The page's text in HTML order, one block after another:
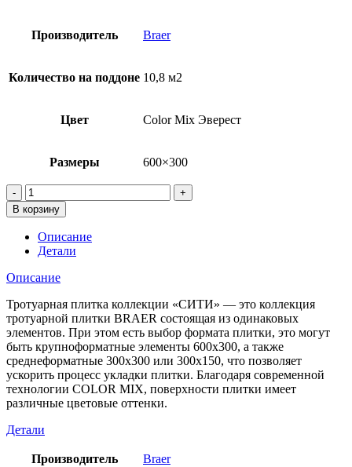
Производитель Braer
Количество на поддоне 10,8 м2
Цвет Color Mix Эверест
Размеры 600×300
Количество
товара
Тротуарная
плитка
Сити,
Color
Mix
В корзину
Описание
Детали
Описание
Тротуарная плитка коллекции «СИТИ» — это коллекция
тротуарной плитки BRAER состоящая из одинаковых
элементов. При этом есть выбор формата плитки, это могут
быть крупноформатные элементы 600х300, а также
среднеформатные 300х300 или 300х150, что позволяет
ускорить процесс укладки плитки. Благодаря современной
технологии COLOR MIX, поверхности плитки имеет
различные цветовые оттенки.
Детали
Производитель Braer